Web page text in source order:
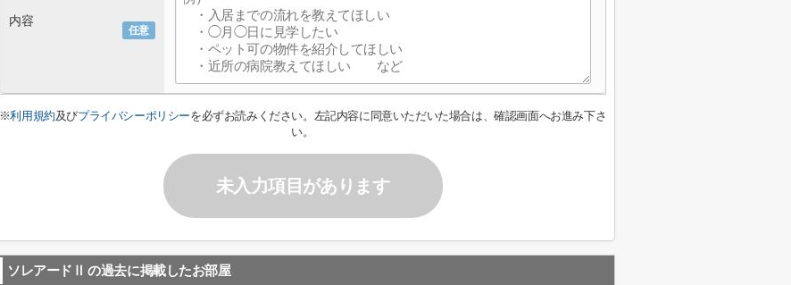
任意
内容
※利用規約及びプライバシーポリシーを必ずお読みください。左記内容に同意いただいた場合は、確認画面へお進み下さ
い。
未入力項目があります
ソレアードⅡ の過去に掲載したお部屋